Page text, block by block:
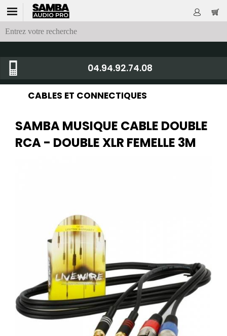
04.94.92.74.08
CABLES ET CONNECTIQUES
SAMBA MUSIQUE CABLE DOUBLE
RCA - DOUBLE XLR FEMELLE 3M